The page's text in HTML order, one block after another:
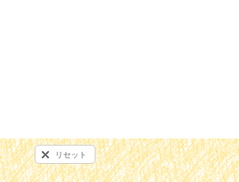
リセット